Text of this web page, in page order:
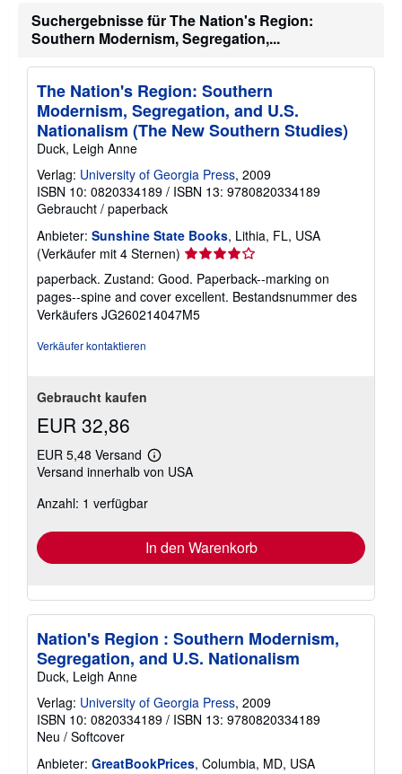
Suchergebnisse für The Nation's Region:
Southern Modernism, Segregation,...
The Nation's Region: Southern
Modernism, Segregation, and U.S.
Nationalism (The New Southern Studies)
Duck, Leigh Anne
Verlag: University of Georgia Press, 2009
ISBN 10: 0820334189 / ISBN 13: 9780820334189
Gebraucht / paperback
Anbieter: Sunshine State Books, Lithia, FL, USA
(Verkäufer mit 4 Sternen) Verkäuferbewertung
4
von
5
Sternen
paperback. Zustand: Good. Paperback--marking on
pages--spine and cover excellent. Bestandsnummer des
Verkäufers JG260214047M5
Verkäufer kontaktieren
Gebraucht kaufen
EUR 32,86
EUR 5,48 Versand
Weitere
Informationen
Versand innerhalb von USA
Anzahl: 1 verfügbar
In den Warenkorb
Nation's Region : Southern Modernism,
Segregation, and U.S. Nationalism
Duck, Leigh Anne
Verlag: University of Georgia Press, 2009
ISBN 10: 0820334189 / ISBN 13: 9780820334189
Neu / Softcover
Anbieter: GreatBookPrices, Columbia, MD, USA